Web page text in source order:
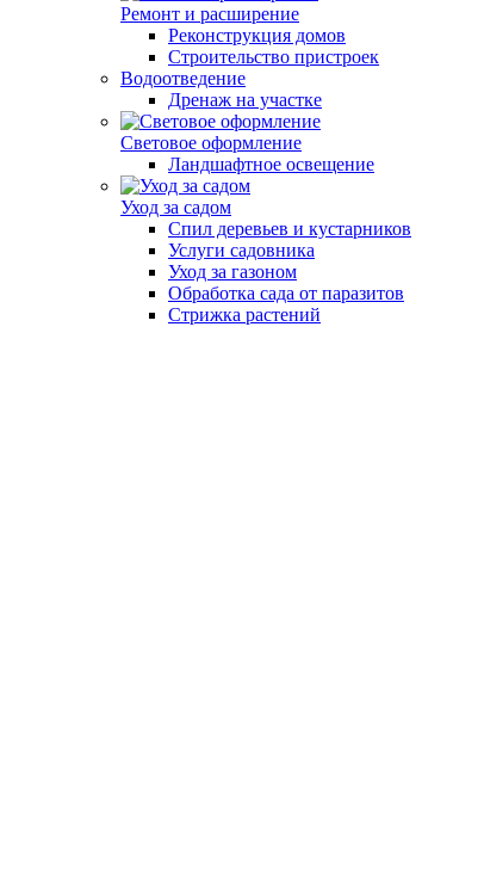
Ремонт и расширение
Реконструкция домов
Строительство пристроек
Водоотведение
Дренаж на участке
Световое оформление
Ландшафтное освещение
Уход за садом
Спил деревьев и кустарников
Услуги садовника
Уход за газоном
Обработка сада от паразитов
Стрижка растений